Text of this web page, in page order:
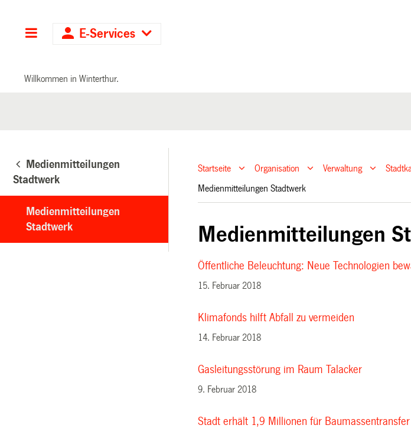
Hauptnavigation
E-Services
Willkommen in Winterthur.
Medienmitteilungen
Stadtwerk
Medienmitteilungen
Stadtwerk
Startseite Organisation Verwaltung
Medienmitteilungen Stadtwerk
Medienmitteilungen
Öffentliche Beleuchtung: Neue Technologien
15. Februar 2018
Klimafonds hilft Abfall zu vermeiden
14. Februar 2018
Gasleitungsstörung im Raum Talacker
9. Februar 2018
Stadt erhält 1,9 Millionen für Baumassentransfer